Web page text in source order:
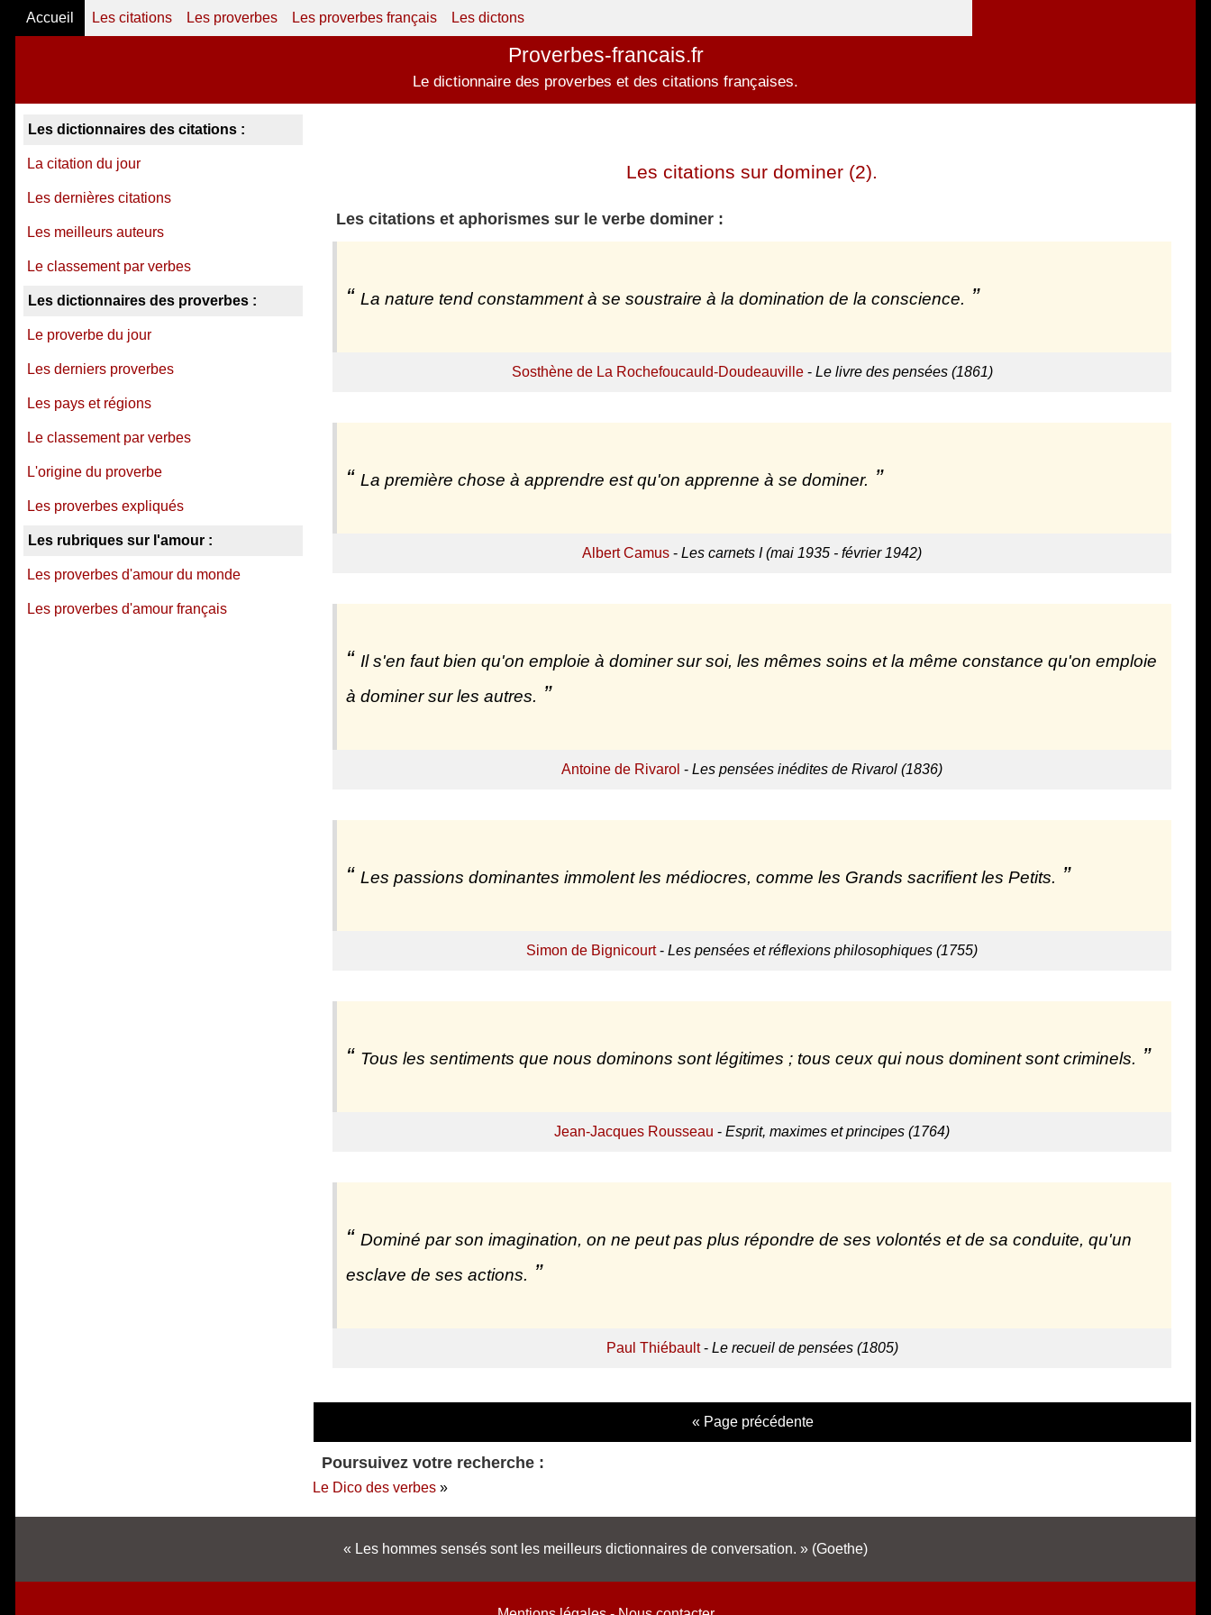
Accueil Les citations Les proverbes Les proverbes français Les dictons
Proverbes-francais.fr
Le dictionnaire des proverbes et des citations françaises.
Les citations sur dominer (2).
Les citations et aphorismes sur le verbe dominer :
La nature tend constamment à se soustraire à la domination de la conscience.
Sosthène de La Rochefoucauld-Doudeauville- Le livre des pensées (1861)
La première chose à apprendre est qu'on apprenne à se dominer.
Albert Camus - Les carnets I (mai 1935 - février 1942)
Il s'en faut bien qu'on emploie à dominer sur soi, les mêmes soins et la même constance qu'on emploie
à dominer sur les autres.
Antoine de Rivarol - Les pensées inédites de Rivarol (1836)
Les passions dominantes immolent les médiocres, comme les Grands sacrifient les Petits.
Simon de Bignicourt- Les pensées et réflexions philosophiques (1755)
Tous les sentiments que nous dominons sont légitimes ; tous ceux qui nous dominent sont criminels.
Jean-Jacques Rousseau - Esprit, maximes et principes (1764)
Dominé par son imagination, on ne peut pas plus répondre de ses volontés et de sa conduite, qu'un
esclave de ses actions.
Paul Thiébault- Le recueil de pensées (1805)
« Page précédente
Poursuivez votre recherche :
Le Dico des verbes »
Les dictionnaires des citations :
La citation du jour
Les dernières citations
Les meilleurs auteurs
Le classement par verbes
Les dictionnaires des proverbes :
Le proverbe du jour
Les derniers proverbes
Les pays et régions
Le classement par verbes
L'origine du proverbe
Les proverbes expliqués
Les rubriques sur l'amour :
Les proverbes d'amour du monde
Les proverbes d'amour français
Les hommes sensés sont les meilleurs dictionnaires de conversation. (Goethe)